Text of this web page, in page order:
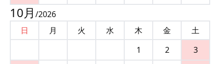
10月 /2026
日
月 火 水 木 金
土
1
2
3